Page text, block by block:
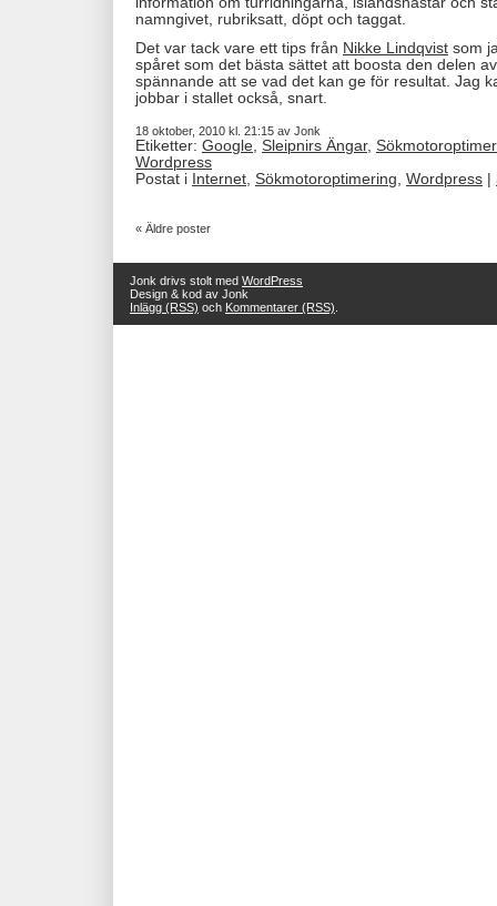
namngivet, rubriksatt, döpt och taggat.
Det var tack vare ett tips från Nikke Lindqvist som
spåret som det bästa sättet att boosta den delen
spännande att se vad det kan ge för resultat. Jag
jobbar i stallet också, snart.
18 oktober, 2010 kl. 21:15 av Jonk
Etiketter: Google Sleipnirs Ängar,
Wordpress
Postat i Internet Sökmotoroptimering Wordpress |
« Äldre poster
Jonk drivs stolt med WordPress
Design & kod av Jonk
Inlägg (RSS) och Kommentarer (RSS)